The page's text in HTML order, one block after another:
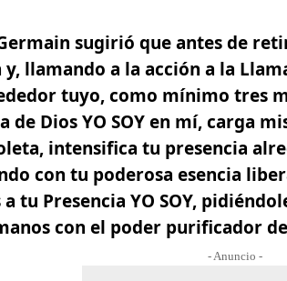
sugirió que antes de
llamando a la acción a la
tuyo, como mínimo tres
de Dios YO SOY en mí, carga
intensifica tu presencia
con tu poderosa esencia
tu Presencia YO SOY,
con el poder purificador
- Anuncio -